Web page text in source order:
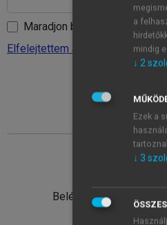
Maradjon belépve
Elfelejtettem a jelszavamat
Belépés intézményi
a
mindig
↓ 2
Ezek a
↓ 3